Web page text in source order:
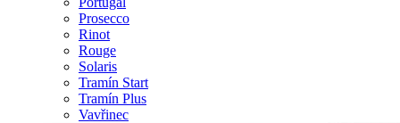
Prosecco
Rinot
Rouge
Solaris
Tramín Start
Tramín Plus
Vavřinec